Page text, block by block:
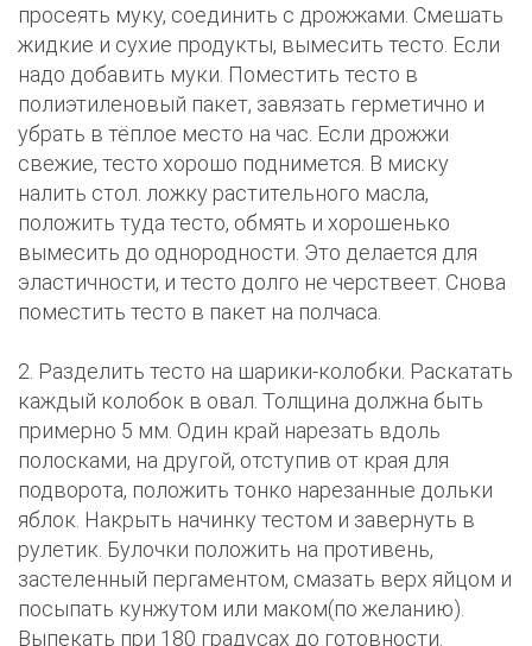
просеять муку, соединить с дрожжами. Смешать
жидкие и сухие продукты, вымесить тесто. Если
надо добавить муки. Поместить тесто в
полиэтиленовый пакет, завязать герметично и
убрать в тёплое место на час. Если дрожжи
свежие, тесто хорошо поднимется. В миску
налить стол. ложку растительного масла,
положить туда тесто, обмять и хорошенько
вымесить до однородности. Это делается для
эластичности, и тесто долго не черствеет. Снова
поместить тесто в пакет на полчаса.
2. Разделить тесто на шарики-колобки. Раскатать
каждый колобок в овал. Толщина должна быть
примерно 5 мм. Один край нарезать вдоль
полосками, на другой, отступив от края для
подворота, положить тонко нарезанные дольки
яблок. Накрыть начинку тестом и завернуть в
рулетик. Булочки положить на противень,
застеленный пергаментом, смазать верх яйцом и
посыпать кунжутом или маком(по желанию).
Выпекать при 180 градусах до готовности.